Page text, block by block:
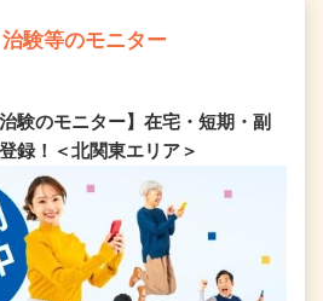
験等のモニター
験のモニター】在宅・短期・副
録！＜北関東エリア＞